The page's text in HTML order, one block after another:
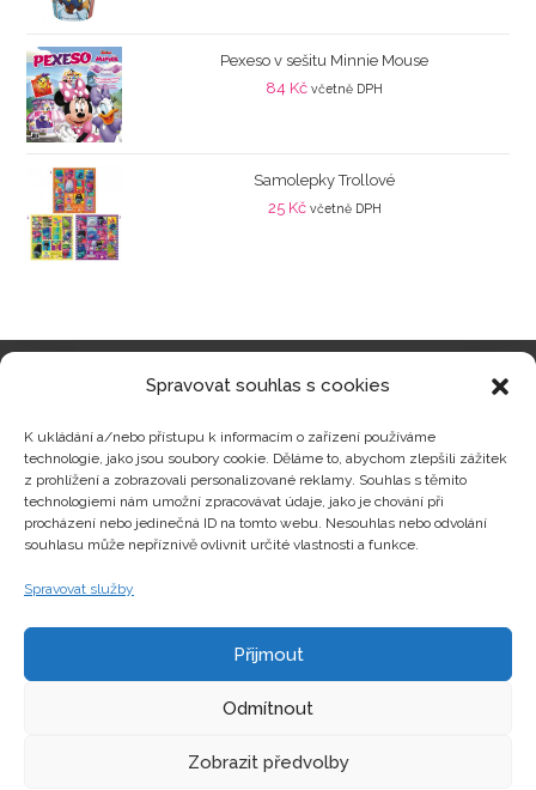
Spravovat souhlas s cookies
K ukládání a/nebo přístupu k informacím o zařízení používáme
technologie, jako jsou soubory cookie. Děláme to, abychom zlepšili zážitek
z prohlížení a zobrazovali personalizované reklamy. Souhlas s těmito
technologiemi nám umožní zpracovávat údaje, jako je chování při
procházení nebo jedinečná ID na tomto webu. Nesouhlas nebo odvolání
souhlasu může nepříznivě ovlivnit určité vlastnosti a funkce.
Spravovat služby
Přijmout
Odmítnout
Zobrazit předvolby
Pexeso v sešitu Minnie Mouse
84 Kč včetně DPH
Samolepky Trollové
25 Kč včetně DPH
Zajímavosti
Kontakty
Copyright © hrackyzfilmu.cz Všechna práva vyhrazena.